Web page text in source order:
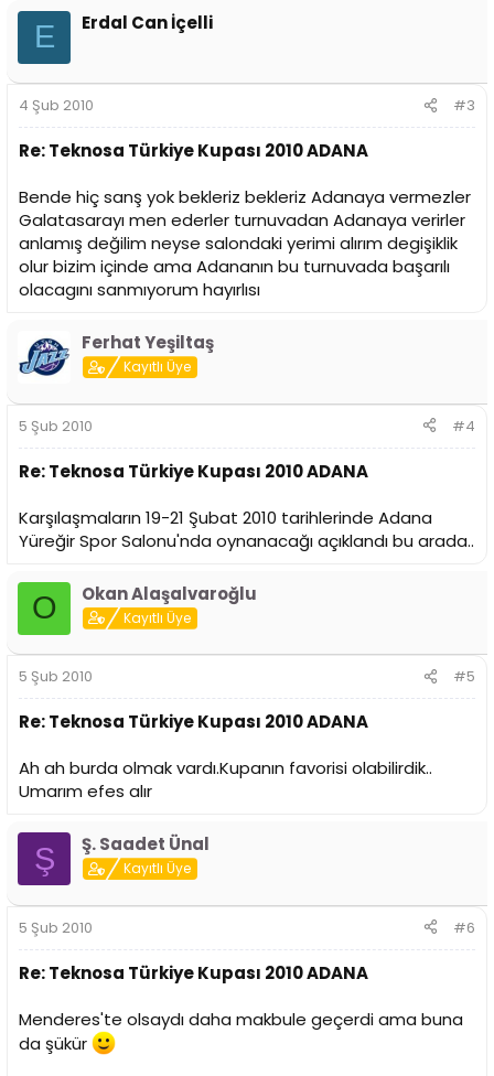
E Erdal Can İçelli
4 Şub 2010 #3
Re: Teknosa Türkiye Kupası 2010 ADANA
Bende hiç sanş yok bekleriz bekleriz Adanaya vermezler
Galatasarayı men ederler turnuvadan Adanaya verirler
anlamış değilim neyse salondaki yerimi alırım degişiklik
olur bizim içinde ama Adananın bu turnuvada başarılı
olacagını sanmıyorum hayırlısı
Ferhat Yeşiltaş
Kayıtlı Üye
5 Şub 2010 #4
Re: Teknosa Türkiye Kupası 2010 ADANA
Karşılaşmaların 19-21 Şubat 2010 tarihlerinde Adana
Yüreğir Spor Salonu'nda oynanacağı açıklandı bu arada..
O Okan Alaşalvaroğlu
Kayıtlı Üye
5 Şub 2010 #5
Re: Teknosa Türkiye Kupası 2010 ADANA
Ah ah burda olmak vardı.Kupanın favorisi olabilirdik..
Umarım efes alır
Ş Ş. Saadet Ünal
Kayıtlı Üye
5 Şub 2010 #6
Re: Teknosa Türkiye Kupası 2010 ADANA
Menderes'te olsaydı daha makbule geçerdi ama buna
da şükür